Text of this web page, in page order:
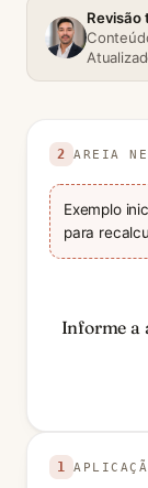
1
2 AREIA
Exemplo
para
Informe a